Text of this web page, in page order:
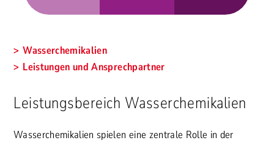
Wasserchemikalien
Leistungen und Ansprechpartner
Leistungsbereich Wasserchemikalien
Wasserchemikalien spielen eine zentrale Rolle in der